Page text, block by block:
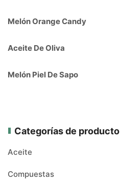
Melón Orange Candy
Aceite De Oliva
Melón Piel De Sapo
Categorías de producto
Aceite
Compuestas